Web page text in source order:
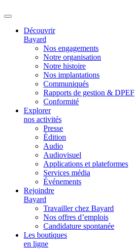
Découvrir
Bayard
Nos engagements
Notre organisation
Notre histoire
Nos implantations
Communiqués
Rapports de gestion & DPEF
Conformité
Explorer
nos activités
Presse
Édition
Audio
Audiovisuel
Applications et plateformes
Services média
Événements
Rejoindre
Bayard
Travailler chez Bayard
Nos offres d’emplois
Candidature spontanée
Les boutiques
en ligne